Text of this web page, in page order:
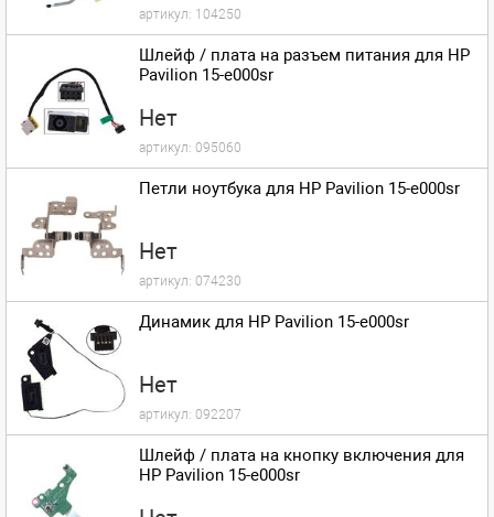
артикул: 104250
Шлейф / плата на разъем питания для HP
Pavilion 15-e000sr
Нет
артикул: 095060
Петли ноутбука для HP Pavilion 15-e000sr
Нет
артикул: 074230
Динамик для HP Pavilion 15-e000sr
Нет
артикул: 092207
Шлейф / плата на кнопку включения для
HP Pavilion 15-e000sr